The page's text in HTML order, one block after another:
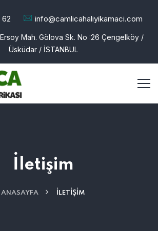
62 info@camlicahaliyikamaci.com
Mah. Gölova Sk. No :26 Çengelköy /
Üsküdar / İSTANBUL
İletişim
ANASAYFA İLETIŞIM